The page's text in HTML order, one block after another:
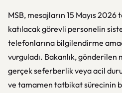
MSB, mesajların 15 Mayıs
katılacak görevli personelin
telefonlarına bilgilendirme
vurguladı. Bakanlık,
gerçek seferberlik veya acil
ve tamamen tatbikat sürecinin